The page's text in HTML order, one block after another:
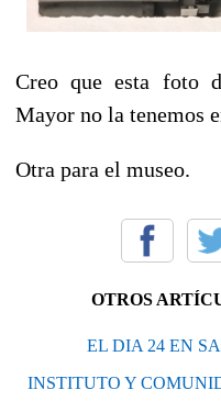
Creo que esta foto
Mayor no la tenemos
Otra para el museo.
OTROS
EL DIA 24 EN
INSTITUTO Y